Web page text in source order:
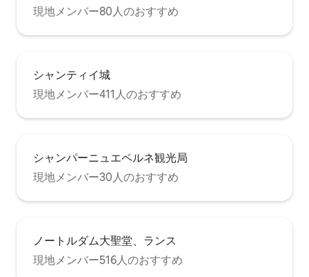
現地メンバー80人のおすすめ
シャンティイ城
現地メンバー411人のおすすめ
シャンパーニュエペルネ観光局
現地メンバー30人のおすすめ
ノートルダム大聖堂、ランス
現地メンバー516人のおすすめ